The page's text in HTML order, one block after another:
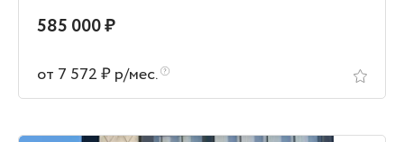
585 000 ₽
от 7 572 ₽ р/мес.